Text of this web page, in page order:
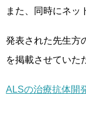
また、同時にネッ
発表された先生方
を掲載させていた
ALSの治療抗体開